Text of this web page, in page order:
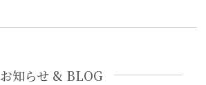
お知らせ & BLOG